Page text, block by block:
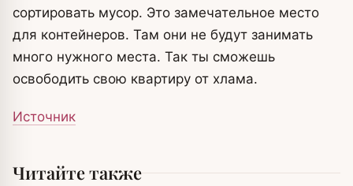
сортировать мусор. Это замечательное место
для контейнеров. Там они не будут занимать
много нужного места. Так ты сможешь
освободить свою квартиру от хлама.
Источник
Читайте также